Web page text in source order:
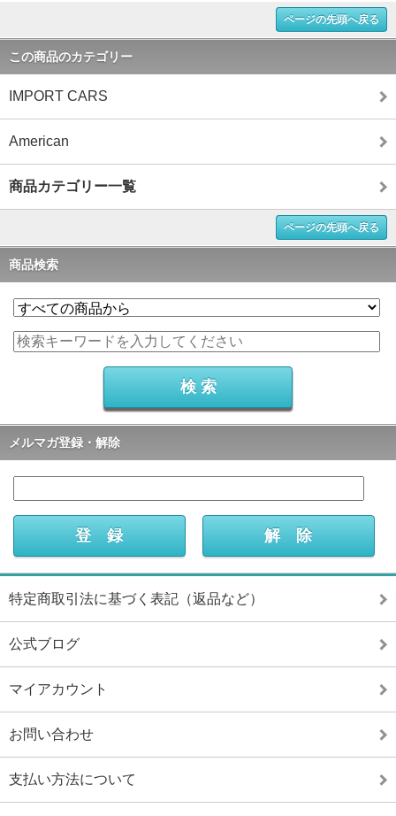
ページの先頭へ戻る
この商品のカテゴリー
IMPORT CARS
American
商品カテゴリー一覧
ページの先頭へ戻る
商品検索
メルマガ登録・解除
特定商取引法に基づく表記（返品など）
公式ブログ
マイアカウント
お問い合わせ
支払い方法について